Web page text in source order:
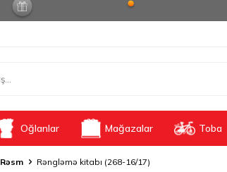
Oğlanlar Mağazalar Toba
Rəsm Rəngləmə kitabı (268-16/17)